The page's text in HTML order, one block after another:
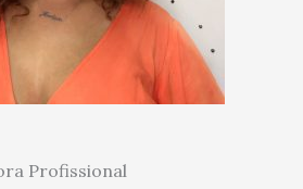
Profissional